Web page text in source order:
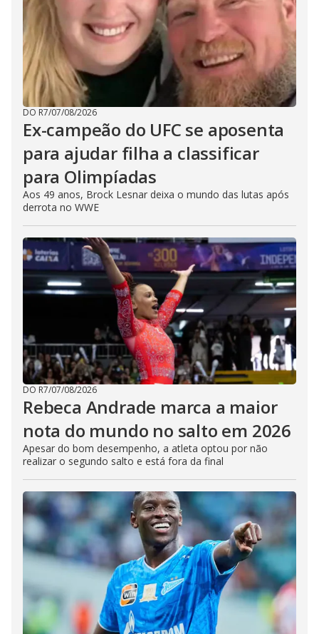
DO R7/07/08/2026
Ex-campeão do UFC se aposenta
para ajudar filha a classificar
para Olimpíadas
Aos 49 anos, Brock Lesnar deixa o mundo das lutas após
derrota no WWE
DO R7/07/08/2026
Rebeca Andrade marca a maior
nota do mundo no salto em 2026
Apesar do bom desempenho, a atleta optou por não
realizar o segundo salto e está fora da final